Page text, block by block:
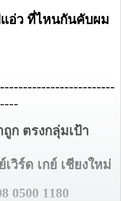
แอ่ว ที่ไหนกันคับผม
ก ตรงกลุ่มเป้า
วิร์ด เกย์ เชียงใหม่
0500 1180